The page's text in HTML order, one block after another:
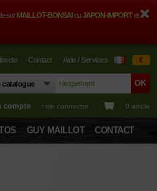
surMAILLOT-BONSAIouJAPON-IMPORTet
Contact Aide / Services €
compte › me connecter 0 article
GUY MAILLOT CONTACT